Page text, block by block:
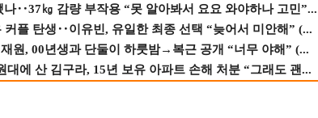
나‥37㎏ 감량 부작용 “못 알아봐서 요요 와야하나 고민”...
커플 탄생‥이유빈, 유일한 최종 선택 “늦어서 미안해” (...
원, 00년생과 단둘이 하룻밤→복근 공개 “너무 야해” (...
대에 산 김구라, 15년 보유 아파트 손해 처분 “그래도 괜...